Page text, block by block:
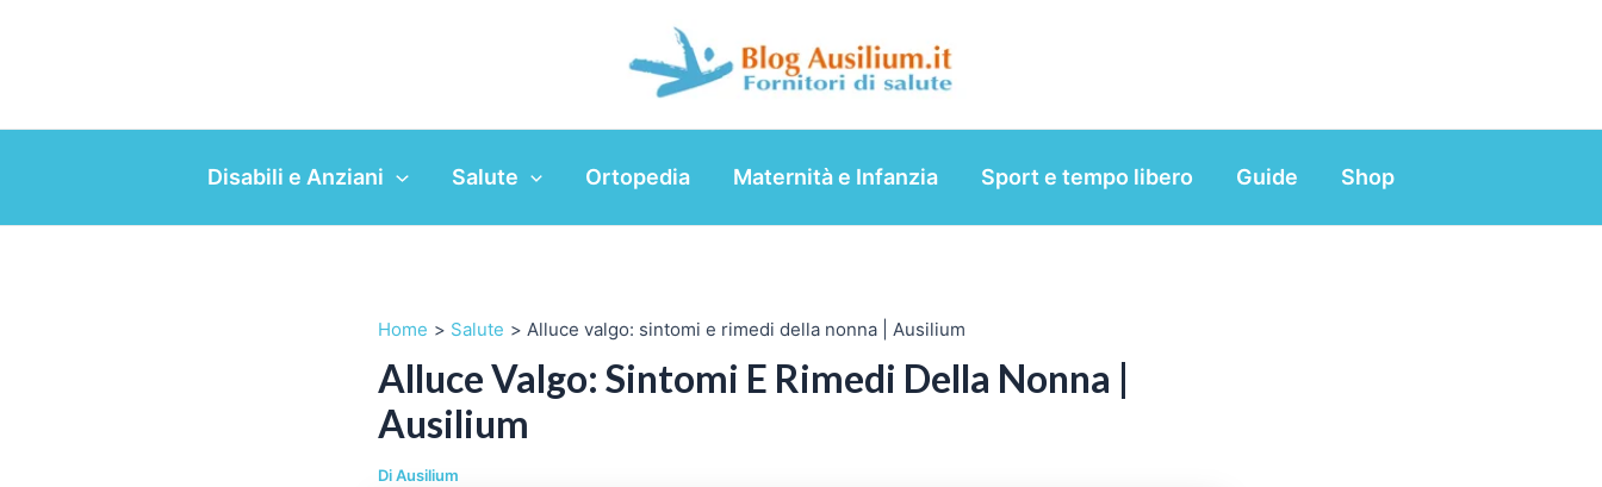
Disabili e Anziani Salute Ortopedia Maternità e Infanzia Sport e tempo libero Guide Shop
Home Salute Alluce valgo: sintomi e rimedi della nonna | Ausilium
Alluce Valgo: Sintomi E Rimedi Della Nonna |
Ausilium
DiAusilium